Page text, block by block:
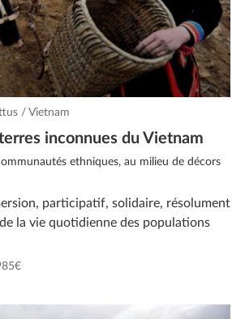
/ Vietnam
inconnues du Vietnam
ethniques, au milieu de décors
participatif, solidaire, résolument
la vie quotidienne des populations